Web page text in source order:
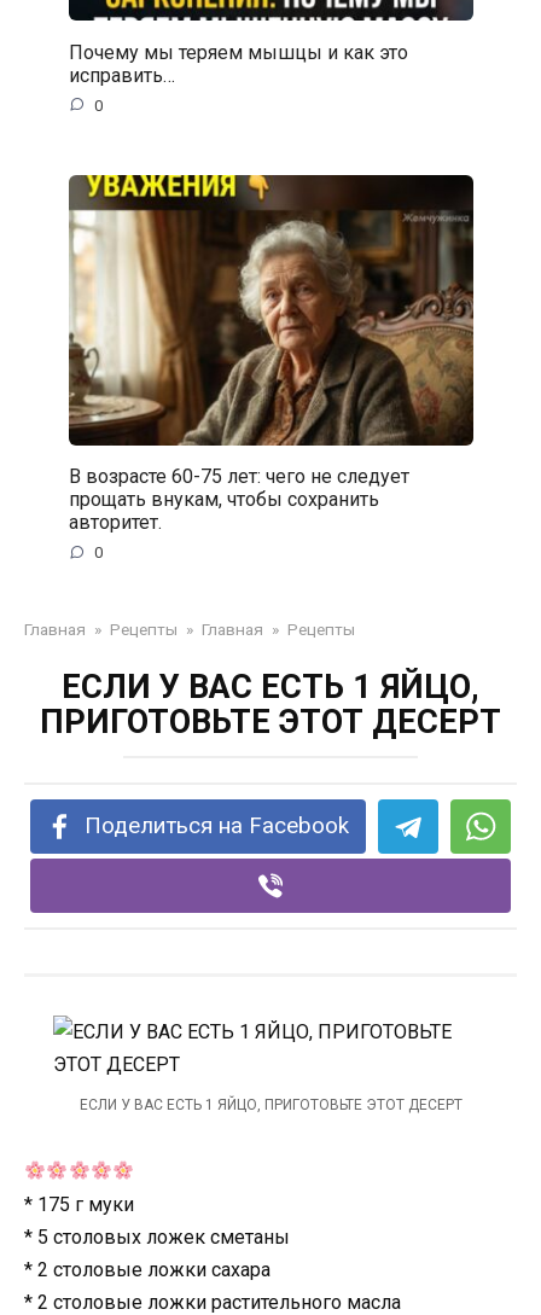
Почему мы теряем мышцы и как это
исправить…
0
В возрасте 60-75 лет: чего не следует
прощать внукам, чтобы сохранить
авторитет.
0
Главная » Рецепты » Главная » Рецепты
ЕСЛИ У ВАС ЕСТЬ 1 ЯЙЦО,
ПРИГОТОВЬТЕ ЭТОТ ДЕСЕРТ
Поделиться на Facebook
ЕСЛИ У ВАС ЕСТЬ 1 ЯЙЦО, ПРИГОТОВЬТЕ ЭТОТ ДЕСЕРТ
* 175 г муки
* 5 столовых ложек сметаны
* 2 столовые ложки сахара
* 2 столовые ложки растительного масла